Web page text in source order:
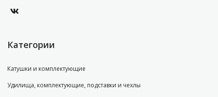
Категории
Катушки и комплектующие
Удилища, комплектующие, подставки и чехлы